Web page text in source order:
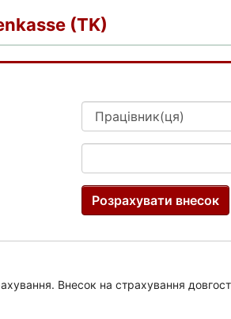
(TK)
Розрахувати внесок
Внесок на страхування